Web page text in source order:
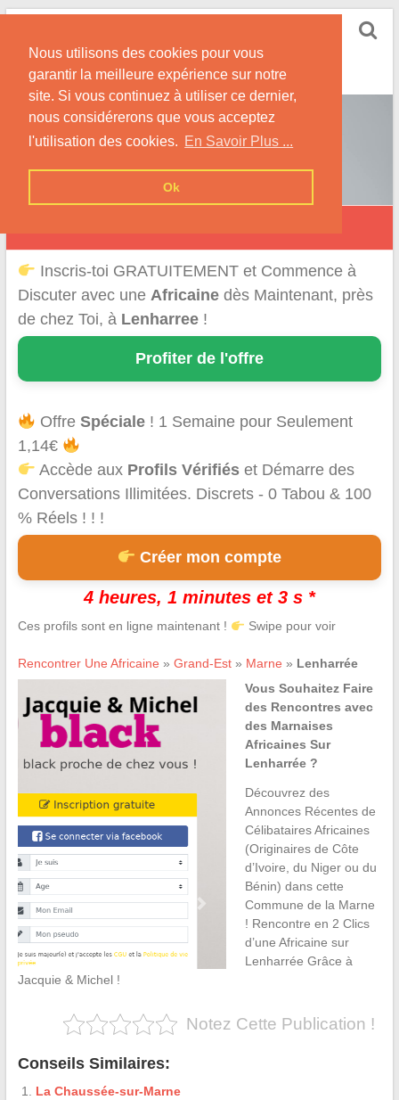
Nous utilisons des cookies pour vous
garantir la meilleure expérience sur notre
site. Si vous continuez à utiliser ce dernier,
nous considérerons que vous acceptez
l'utilisation des cookies. En Savoir Plus ...
Ok
Skip
content
Conseils et Infos pour la Rencontre d'une Belle
Africaine !
Inscris-toi GRATUITEMENT et Commence à
Discuter avec une Africainedès Maintenant, près
de chez Toi, à Lenharree!
Profiter de l'offre
OffreSpéciale ! 1 Semaine pour Seulement
1,14€
Accède aux Profils Vérifiés et Démarre des
Conversations Illimitées. Discrets - 0 Tabou & 100
% Réels ! ! !
Créer mon compte
4 heures, 1 minutes et 3 s *
Ces profils sont en ligne maintenant ! Swipe pour voir
Rencontrer Une Africaine » Grand-Est» Marne » Lenharrée
Vous Souhaitez Faire
des Rencontres avec
des Marnaises
Africaines Sur
Lenharrée ?
Découvrez des
Annonces Récentes de
Célibataires Africaines
(Originaires de Côte
d’Ivoire, du Niger ou du
Bénin) dans cette
Commune de la Marne
! Rencontre en 2 Clics
d’une Africaine sur
Lenharrée Grâce à
Jacquie & Michel !
Notez Cette Publication !
Conseils Similaires:
La Chaussée-sur-Marne